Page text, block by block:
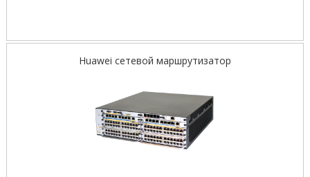
Huawei сетевой маршрутизатор